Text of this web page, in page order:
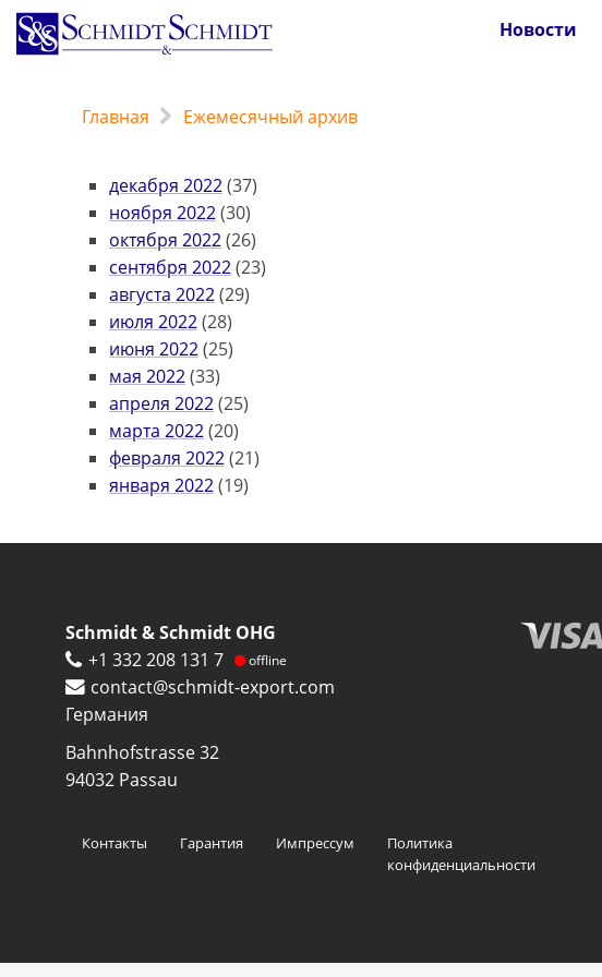
Перейти
Новости
Главная Ежемесячный архив
декабря 2022(37)
ноября 2022(30)
октября 2022(26)
сентября 2022(23)
августа 2022(29)
июля 2022(28)
июня 2022(25)
мая 2022(33)
апреля 2022(25)
марта 2022(20)
февраля 2022(21)
января 2022(19)
Schmidt & Schmidt OHG
+1 332 208 131 7
offline
contact@schmidt-export.com
Германия
Bahnhofstrasse 32
94032 Passau
Footer
Контакты Гарантия Импрессум
Политика
конфиденциальности